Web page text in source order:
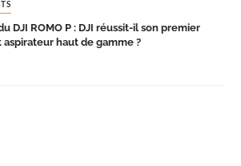
DJI ROMO P : DJI réussit-il son premier
aspirateur haut de gamme ?